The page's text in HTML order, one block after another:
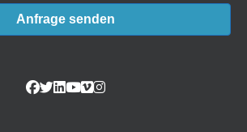
Anfrage senden